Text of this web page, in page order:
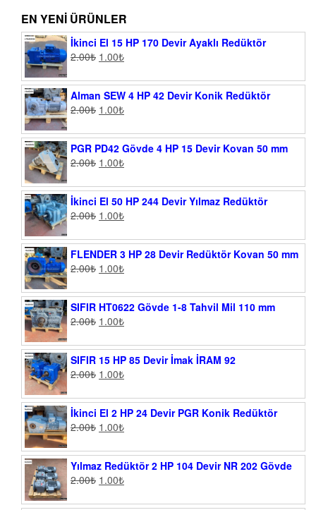
EN YENI ÜRÜNLER
İkinci El 15 HP 170 Devir Ayaklı Redüktör
2.00₺ 1.00₺
Alman SEW 4 HP 42 Devir Konik Redüktör
2.00₺ 1.00₺
PGR PD42 Gövde 4 HP 15 Devir Kovan 50 mm
2.00₺ 1.00₺
İkinci El 50 HP 244 Devir Yılmaz Redüktör
2.00₺ 1.00₺
FLENDER 3 HP 28 Devir Redüktör Kovan 50 mm
2.00₺ 1.00₺
SIFIR HT0622 Gövde 1-8 Tahvil Mil 110 mm
2.00₺ 1.00₺
SIFIR 15 HP 85 Devir İmak İRAM 92
2.00₺ 1.00₺
İkinci El 2 HP 24 Devir PGR Konik Redüktör
2.00₺ 1.00₺
Yılmaz Redüktör 2 HP 104 Devir NR 202 Gövde
2.00₺ 1.00₺